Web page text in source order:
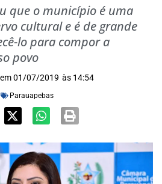
que o município é uma
cultural e é de grande
lo para compor a
povo
01/07/2019 às 14:54
Parauapebas